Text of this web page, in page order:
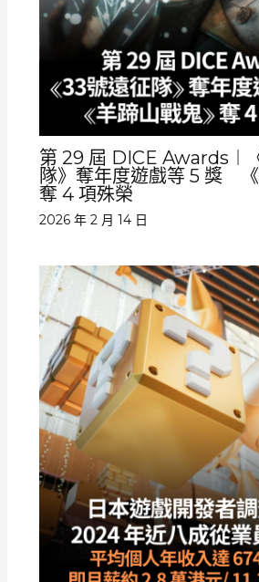
第 29 屆 DICE Awards︱
隊》奪年度遊戲等 5 獎 《
奪 4 項殊榮
2026 年 2 月 14 日